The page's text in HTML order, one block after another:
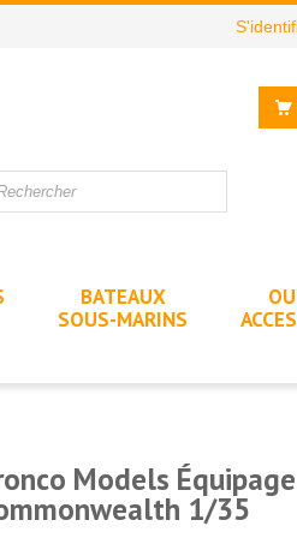
BATEAUX
SOUS-MARINS
Models
1/35